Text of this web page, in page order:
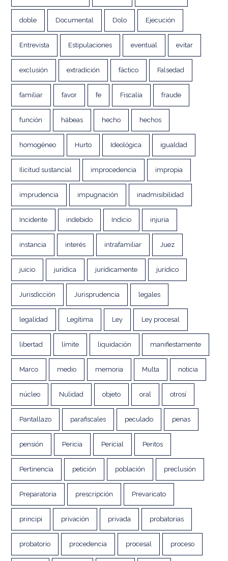
doble Documental Dolo Ejecución
Entrevista Estipulaciones eventual evitar
exclusión extradición fáctico Falsedad
familiar favor fe Fiscalía fraude
función hábeas hecho hechos
homogéneo Hurto Ideológica igualdad
Ilicitud sustancial improcedencia impropia
imprudencia impugnación inadmisibilidad
Incidente indebido Indicio injuria
instancia interés intrafamiliar Juez
juicio jurídica jurídicamente jurídico
Jurisdicción Jurisprudencia legales
legalidad Legítima Ley Ley procesal
libertad límite liquidación manifiestamente
Marco medio memoria Multa noticia
núcleo Nulidad objeto oral otrosí
Pantallazo parafiscales peculado penas
pensión Pericia Pericial Peritos
Pertinencia petición población preclusión
Preparatoria prescripción Prevaricato
principi privación privada probatorias
probatorio procedencia procesal proceso